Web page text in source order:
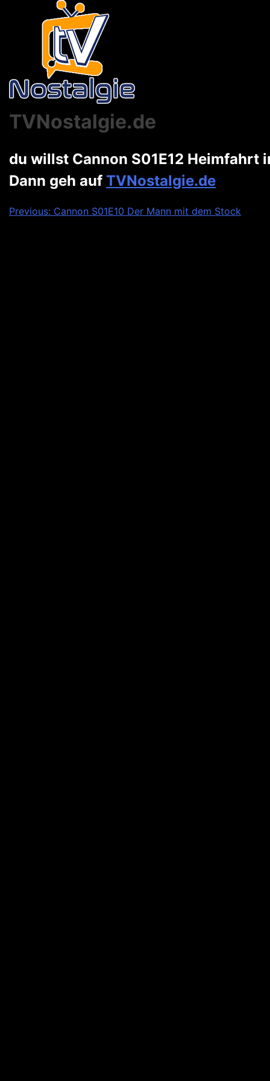
TVNostalgie.de
du willst Cannon S01E12 Heimfahrt
Dann geh auf TVNostalgie.de
Beitragsnavigation
Previous: Cannon S01E10 Der Mann mit dem Stock